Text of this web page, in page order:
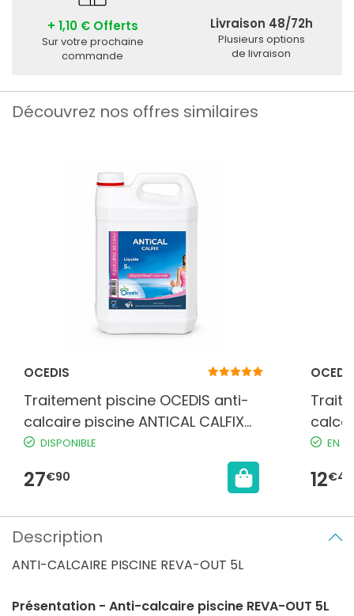
+ 1,10 € Offerts
Sur votre prochaine
commande
Livraison 48/72h
Plusieurs options
de livraison
Découvrez nos offres similaires
OCEDIS
Traitement piscine OCEDIS anti-
calcaire piscine ANTICAL CALFIX
bidon 5L
DISPONIBLE
27€90
bidon
EN
12€49
Description
ANTI-CALCAIRE PISCINE REVA-OUT 5L
Présentation - Anti-calcaire piscine REVA-OUT 5L